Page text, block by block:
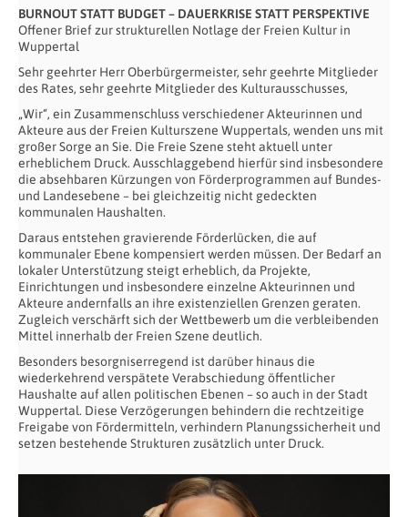
BURNOUT STATT BUDGET – DAUERKRISE STATT PERSPEKTIVE
Offener Brief zur strukturellen Notlage der Freien Kultur in
Wuppertal
Sehr geehrter Herr Oberbürgermeister, sehr geehrte Mitglieder
des Rates, sehr geehrte Mitglieder des Kulturausschusses,
„Wir“, ein Zusammenschluss verschiedener Akteurinnen und
Akteure aus der Freien Kulturszene Wuppertals, wenden uns mit
großer Sorge an Sie. Die Freie Szene steht aktuell unter
erheblichem Druck. Ausschlaggebend hierfür sind insbesondere
die absehbaren Kürzungen von Förderprogrammen auf Bundes-
und Landesebene – bei gleichzeitig nicht gedeckten
kommunalen Haushalten.
Daraus entstehen gravierende Förderlücken, die auf
kommunaler Ebene kompensiert werden müssen. Der Bedarf an
lokaler Unterstützung steigt erheblich, da Projekte,
Einrichtungen und insbesondere einzelne Akteurinnen und
Akteure andernfalls an ihre existenziellen Grenzen geraten.
Zugleich verschärft sich der Wettbewerb um die verbleibenden
Mittel innerhalb der Freien Szene deutlich.
Besonders besorgniserregend ist darüber hinaus die
wiederkehrend verspätete Verabschiedung öffentlicher
Haushalte auf allen politischen Ebenen – so auch in der Stadt
Wuppertal. Diese Verzögerungen behindern die rechtzeitige
Freigabe von Fördermitteln, verhindern Planungssicherheit und
setzen bestehende Strukturen zusätzlich unter Druck.